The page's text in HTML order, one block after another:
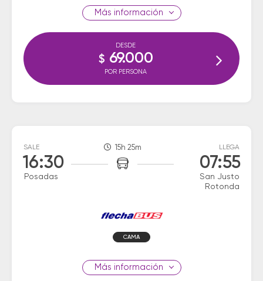
información
DESDE
$ 69.000
POR PERSONA
SALE
16:30
Posadas
15h 25m LLEGA
07:55
San Justo
Rotonda
CAMA
información